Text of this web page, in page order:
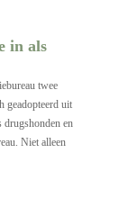
in als
twee
geadopteerd uit
drugshonden en
Niet alleen